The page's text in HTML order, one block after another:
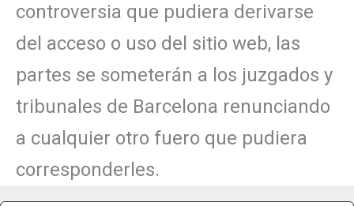
controversia que pudiera derivarse
del acceso o uso del sitio web, las
partes se someterán a los juzgados y
tribunales de Barcelona renunciando
a cualquier otro fuero que pudiera
corresponderles.